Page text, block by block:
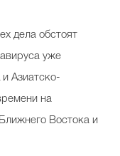
дела обстоят
уже
Азиатско-
на
Востока и